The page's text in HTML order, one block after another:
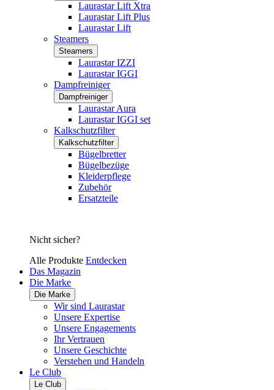
Laurastar Lift Xtra
Laurastar Lift Plus
Laurastar Lift
Steamers
Steamers
Laurastar IZZI
Laurastar IGGI
Dampfreiniger
Dampfreiniger
Laurastar Aura
Laurastar IGGI set
Kalkschutzfilter
Kalkschutzfilter
Bügelbretter
Bügelbezüge
Kleiderpflege
Zubehör
Ersatzteile
Nicht sicher?
Alle Produkte Entdecken
Das Magazin
Die Marke
Die Marke
Wir sind Laurastar
Unsere Expertise
Unsere Engagements
Ihr Vertrauen
Unsere Geschichte
Verstehen und Handeln
Le Club
Le Club